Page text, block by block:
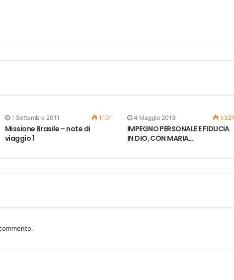
1 Settembre 2011 1.101
Missione Brasile – note di
viaggio 1
4 Maggio 2013 1.321
IMPEGNO PERSONALE E FIDUCIA
IN DIO, CON MARIA…